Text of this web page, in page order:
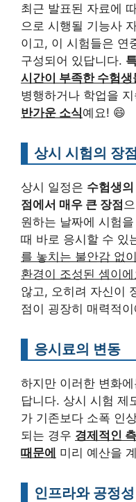
최근 발표된 자료에
으로 시행될 기능사
이고, 이 시험들은 연
구성되어 있답니다.
시간이 부족한 수험생
병행하거나 학업을
반가운 소식예요! 😄
상시 시험의 장점
상시 일정은 수험생
점에서 매우 큰 장점
원하는 날짜에 시험
때 바로 응시할 수 있
를 놓치는 불안감 없
환경이 조성된 셈이에
않고, 오히려 자신이
점이 굉장히 매력적
응시료의 변동
하지만 이러한 변화에
답니다. 상시 시험 제
가 기존보다 소폭 인
되는 경우 경제적인
때문에 미리 예산을
인프라와 공정성